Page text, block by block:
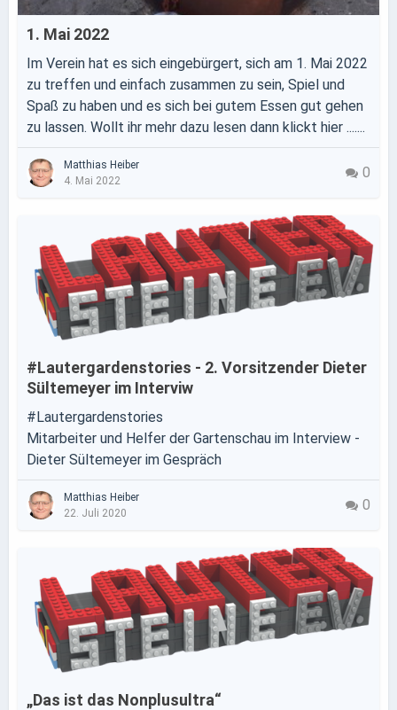
1. Mai 2022
Im Verein hat es sich eingebürgert, sich am 1. Mai 2022
zu treffen und einfach zusammen zu sein, Spiel und
Spaß zu haben und es sich bei gutem Essen gut gehen
zu lassen. Wollt ihr mehr dazu lesen dann klickt hier .......
Matthias Heiber
4. Mai 2022
0
#Lautergardenstories - 2. Vorsitzender Dieter
Sültemeyer im Interviw
#Lautergardenstories
Mitarbeiter und Helfer der Gartenschau im Interview -
Dieter Sültemeyer im Gespräch
Matthias Heiber
22. Juli 2020
0
„Das ist das Nonplusultra“